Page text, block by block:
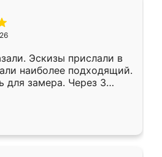
Эскизы прислали в
наиболее подходящий.
для замера. Через 3
уже готова. Остались
Спасибо Ренессанс
работу!